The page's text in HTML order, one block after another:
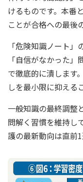
けるものです。本番
ことが合格への最後
「危険知識ノート
「自信がなかった
で徹底的に潰します
しを最小限に抑える
一般知識の最終調整
問解く習慣を維持し
護の最新動向は直前